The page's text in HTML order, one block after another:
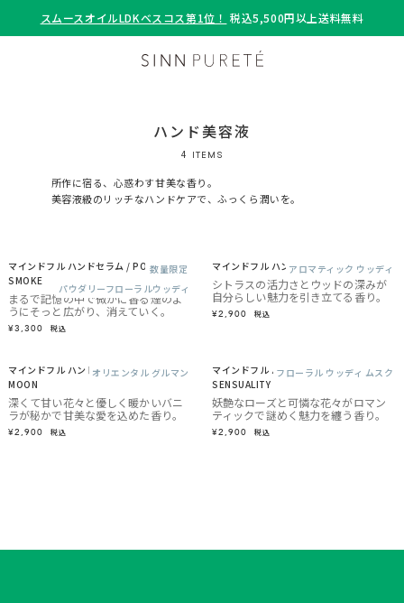
スムースオイルLDKベスコス第1位！ 税込5,500円以上送料無料
ハンド美容液
4 ITEMS
所作に宿る、心惑わす甘美な香り。
美容液級のリッチなハンドケアで、ふっくら潤いを。
数量限定
パウダリーフローラルウッディ
マインドフル ハンドセラム / POWDER ＆
SMOKE
まるで記憶の中で微かに香る煙のよ
うにそっと広がり、消えていく。
¥3,300 税込
アロマティック ウッディ
マインドフル ハンドセラム / YOHAKU
シトラスの活力さとウッドの深みが
自分らしい魅力を引き立てる香り。
¥2,900 税込
オリエンタル グルマン
マインドフル ハンドセラム / OVER THE
MOON
深くて甘い花々と優しく暖かいバニ
ラが秘かで甘美な愛を込めた香り。
¥2,900 税込
フローラル ウッディ ムスク
マインドフル ハンドセラム / INNER
SENSUALITY
妖艶なローズと可憐な花々がロマン
ティックで謎めく魅力を纏う香り。
¥2,900 税込